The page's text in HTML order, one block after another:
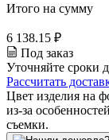
Итого на сумму
6 138.15 ₽
Под заказ
Уточняйте сроки
Рассчитать
Цвет изделия на
из-за
съемки.